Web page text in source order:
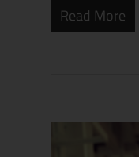
Read More